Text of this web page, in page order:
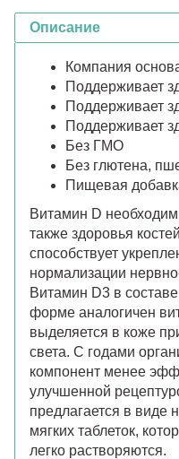
Описание
Компания
Поддерживает
Поддерживает
Поддерживает
Без ГМО
Без глютена,
Пищевая
Витамин D
также здоровья
способствует
нормализации
Витамин D3 в
форме аналогичен
выделяется в коже
света. С годами
компонент менее
улучшенной
предлагается в виде
мягких таблеток,
легко растворяются.